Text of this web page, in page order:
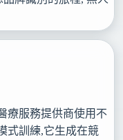
療服務提供商使用不
式訓練,它生成在競